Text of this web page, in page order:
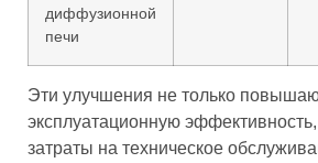
диффузионной
печи
Эти улучшения не только
эксплуатационную
затраты на техническое